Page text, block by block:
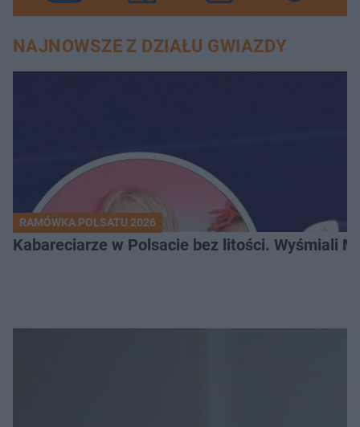
NAJNOWSZE Z DZIAŁU GWIAZDY
RAMÓWKA POLSATU 2026
Kabareciarze w Polsacie bez litości. Wyśmiali